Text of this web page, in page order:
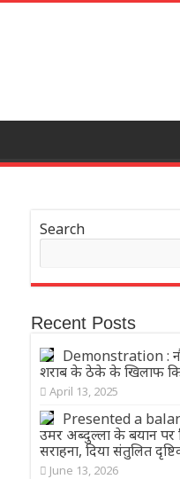
Search
Recent Posts
Demonstration :
शराब के ठेके के खिलाफ
April 13, 2025
Presented a
उमर अब्दुल्ला के बयान पर
सराहना, दिया संतुलित
June 13, 2026